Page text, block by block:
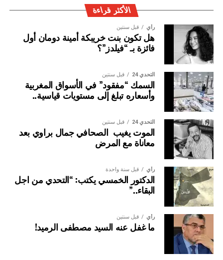
ويتولى تسيير جمعية تشجيع الرياضة في المقاولة بالمغرب
مكتب مؤلف من ثمانية أعضاء مؤسسين، هم: الاتحاد العام
لمقاولات المغرب، الصندوق التعاضدي المهني المغربي،
الفيدرالية المغربية للإعلام، الجمعية المغربية للرياضة والتنمية،
البنك المغربي للتجارة والصناعة، الغرفة الفرنسية للتجارة
والصناعة بالمغرب.
ويضم المكتب المسير ثلاثة نواب للرئيس، هم: السيدة نوال
المتوكل؛والسيد كمال لحلو؛ والسيد عبد العزيز العلوي.
الأكثر قراءة
رأي قبل سنتين
هل تكون بنت خريبكة أمينة دومان أول
فائزة بـ “فيلدز”؟
التحدي 24 قبل سنتين
السمك “مفقود” في الأسواق المغربية
وأسعاره تبلغ إلى مستويات قياسية..
التحدي 24 قبل سنتين
الموت يغيب الصحافي جمال براوي بعد
معاناة مع المرض
رأي قبل سنة واحدة
الدكتور الخمسي يكتب: “التحدي من اجل
البقاء..”
رأي قبل سنتين
ما غفل عنه السيد مصطفى الرميد!